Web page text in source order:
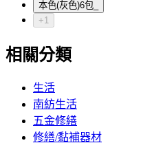
本色(灰色)6包_
+1
相關分類
生活
南紡生活
五金修繕
修繕/黏補器材